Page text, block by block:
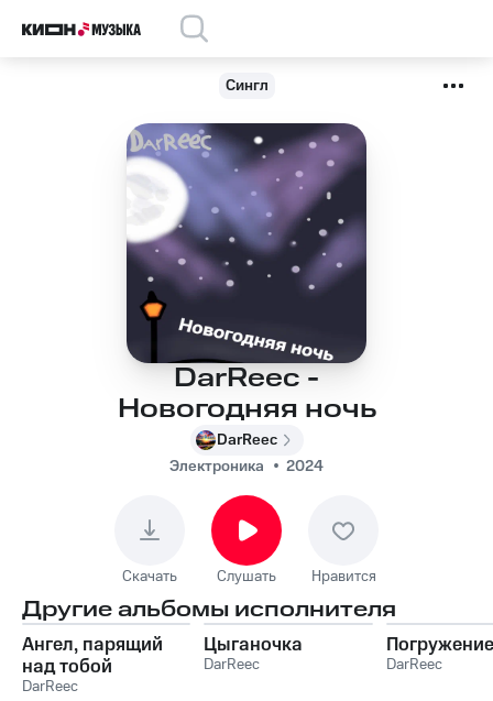
Сингл
DarReec -
Новогодняя ночь
DarReec
Электроника
2024
Скачать Слушать Нравится
Другие альбомы исполнителя
Ангел, парящий
над тобой
DarReec
Цыганочка
DarReec DarReec